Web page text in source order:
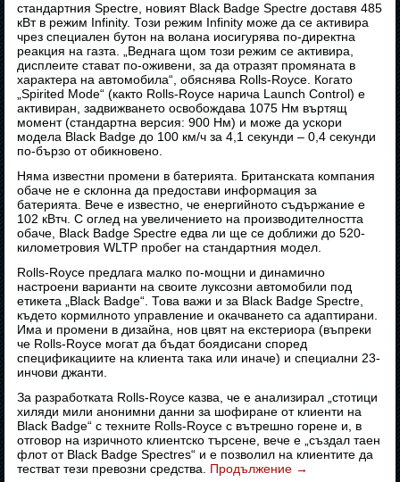
стандартния Spectre, новият Black Badge Spectre доставя 485
кВт в режим Infinity. Този режим Infinity може да се активира
чрез специален бутон на волана иосигурява по-директна
реакция на газта. „Веднага щом този режим се активира,
дисплеите стават по-оживени, за да отразят промяната в
характера на автомобила“, обяснява Rolls-Royce. Когато
„Spirited Mode“ (както Rolls-Royce нарича Launch Control) е
активиран, задвижването освобождава 1075 Нм въртящ
момент (стандартна версия: 900 Нм) и може да ускори
модела Black Badge до 100 км/ч за 4,1 секунди – 0,4 секунди
по-бързо от обикновено.
Няма известни промени в батерията. Британската компания
обаче не е склонна да предостави информация за
батерията. Вече е известно, че енергийното съдържание е
102 кВтч. С оглед на увеличението на производителността
обаче, Black Badge Spectre едва ли ще се доближи до 520-
километровия WLTP пробег на стандартния модел.
Rolls-Royce предлага малко по-мощни и динамично
настроени варианти на своите луксозни автомобили под
етикета „Black Badge“. Това важи и за Black Badge Spectre,
където кормилното управление и окачването са адаптирани.
Има и промени в дизайна, нов цвят на екстериора (въпреки
че Rolls-Royce могат да бъдат боядисани според
спецификациите на клиента така или иначе) и специални 23-
инчови джанти.
За разработката Rolls-Royce казва, че е анализирал „стотици
хиляди мили анонимни данни за шофиране от клиенти на
Black Badge“ с техните Rolls-Royce с вътрешно горене и, в
отговор на изричното клиентско търсене, вече е „създал таен
флот от Black Badge Spectres“ и е позволил на клиентите да
тестват тези превозни средства. Продължение →